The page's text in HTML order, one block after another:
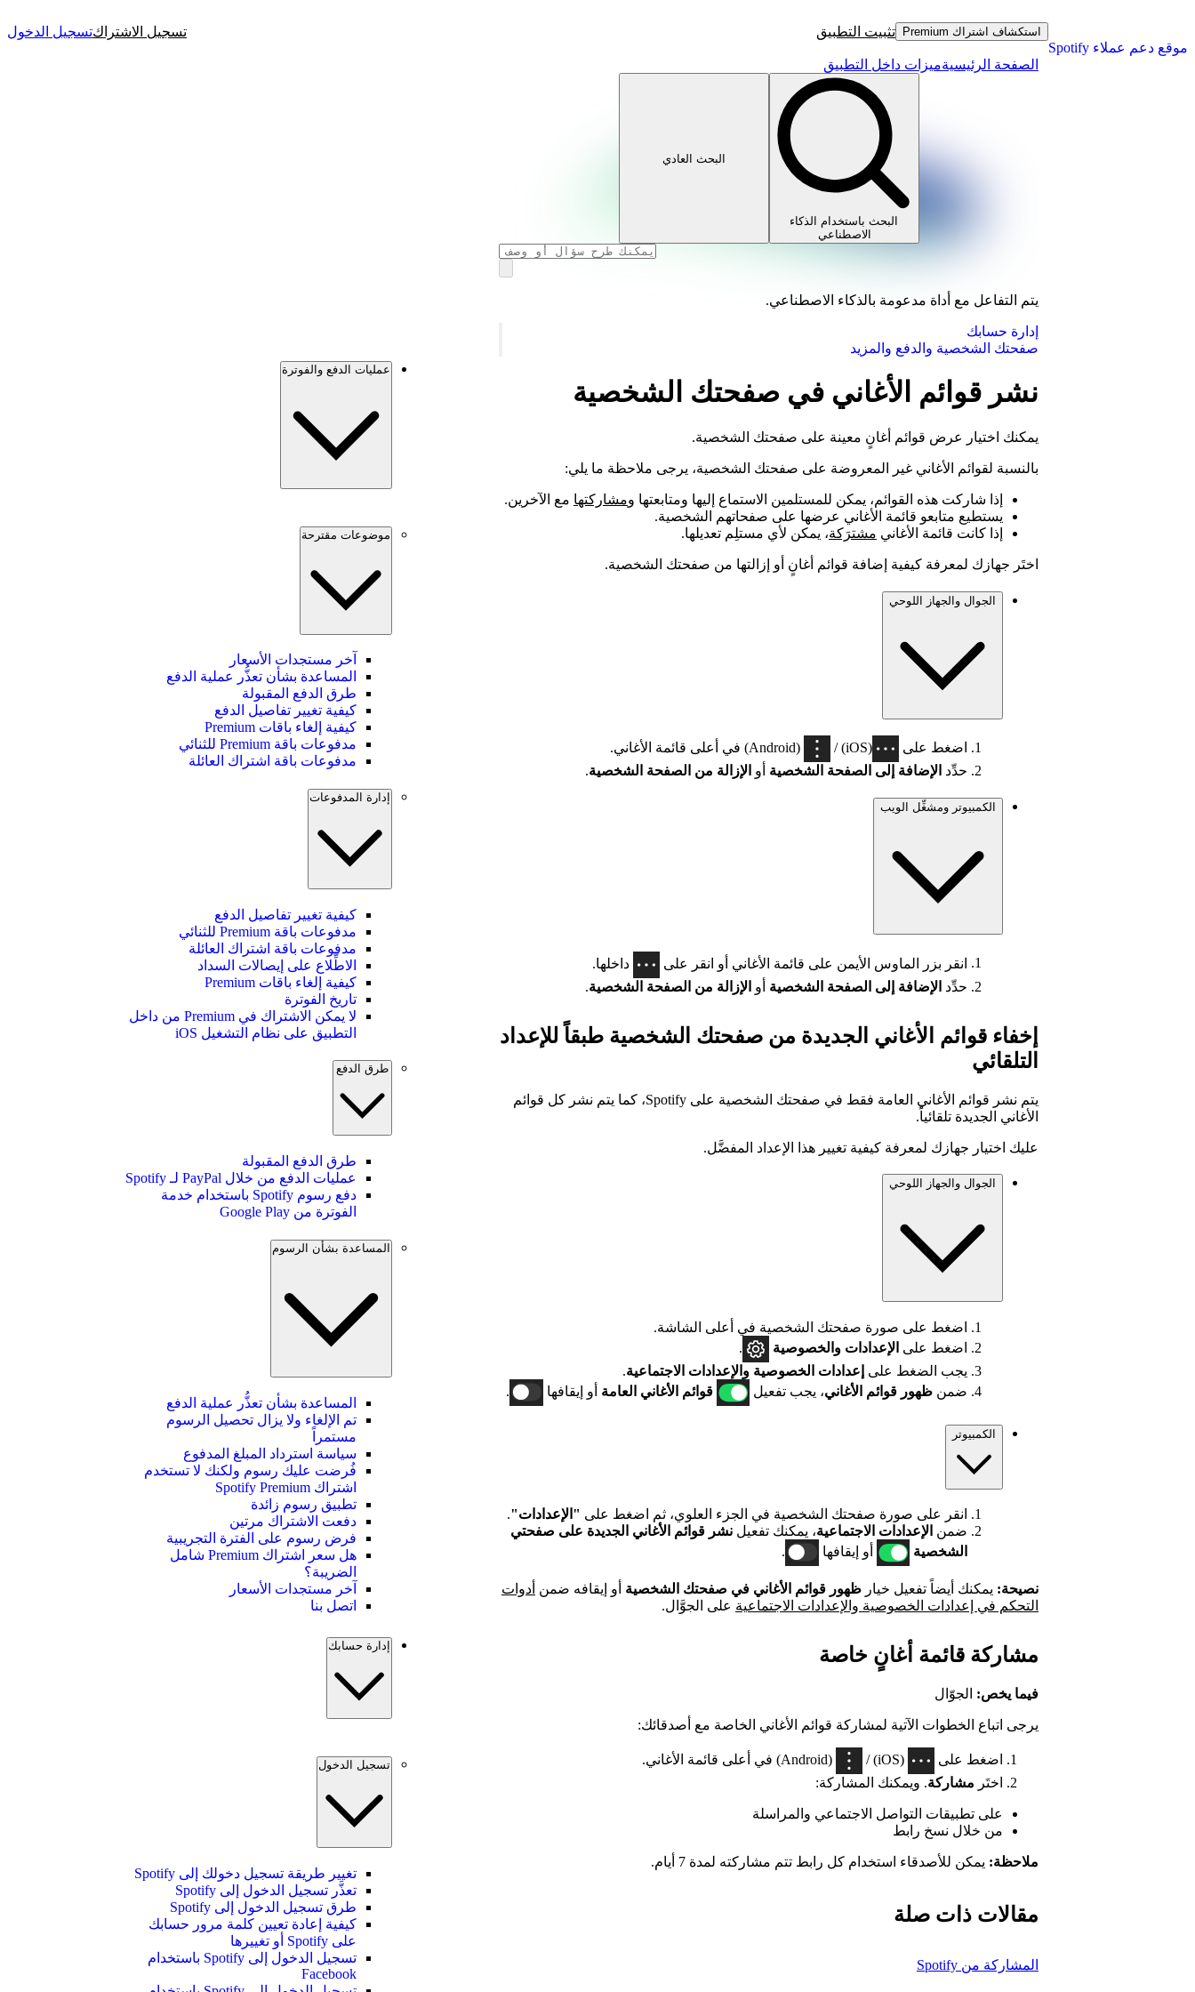
موقع دعم عملاء Spotify
استكشاف اشتراك Premium تثبيت التطبيق تسجيل الاشتراكتسجيل الدخول
الصفحة الرئيسيةميزات داخل التطبيق
البحث باستخدام الذكاء
الاصطناعي
البحث العادي
يتم التفاعل مع أداة مدعومة بالذكاء الاصطناعي.
إدارة حسابك
صفحتك الشخصية والدفع والمزيد
نشر قوائم الأغاني في صفحتك الشخصية
يمكنك اختيار عرض قوائم أغانٍ معينة على صفحتك الشخصية.
بالنسبة لقوائم الأغاني غير المعروضة على صفحتك الشخصية، يرجى ملاحظة ما يلي:
إذا شاركت هذه القوائم، يمكن للمستلمين الاستماع إليها ومتابعتها ومشاركتها مع الآخرين.
يستطيع متابعو قائمة الأغاني عرضها على صفحاتهم الشخصية.
إذا كانت قائمة الأغاني مشترَكة، يمكن لأي مستلِم تعديلها.
اختَر جهازك لمعرفة كيفية إضافة قوائم أغانٍ أو إزالتها من صفحتك الشخصية.
الجوال والجهاز اللوحي
اضغط على (iOS) /
(Android) في أعلى قائمة الأغاني.
حدِّد الإضافة إلى الصفحة الشخصية أو الإزالة من الصفحة الشخصية.
الكمبيوتر ومشغِّل الويب
انقر بزر الماوس الأيمن على قائمة الأغاني أو انقر على
داخلها.
حدِّد الإضافة إلى الصفحة الشخصية أو الإزالة من الصفحة الشخصية.
إخفاء قوائم الأغاني الجديدة من صفحتك الشخصية طبقاً للإعداد
التلقائي
يتم نشر قوائم الأغاني العامة فقط في صفحتك الشخصية على Spotify، كما يتم نشر كل قوائم
الأغاني الجديدة تلقائياً.
عليك اختيار جهازك لمعرفة كيفية تغيير هذا الإعداد المفضَّل.
الجوال والجهاز اللوحي
اضغط على صورة صفحتك الشخصية في أعلى الشاشة.
اضغط على الإعدادات والخصوصية
.
يجب الضغط على إعدادات الخصوصية والإعدادات الاجتماعية.
ضمن ظهور قوائم الأغاني، يجب تفعيل قوائم الأغاني العامة أو إيقافها .
الكمبيوتر
انقر على صورة صفحتك الشخصية في الجزء العلوي، ثم اضغط على "الإعدادات".
ضمن الإعدادات الاجتماعية، يمكنك تفعيل نشر قوائم الأغاني الجديدة على صفحتي
الشخصية
أو إيقافها .
نصيحة: يمكنك أيضاً تفعيل خيار ظهور قوائم الأغاني في صفحتك الشخصية أو إيقافه ضمن أدوات
التحكم في إعدادات الخصوصية والإعدادات الاجتماعية على الجوَّال.
مشاركة قائمة أغانٍ خاصة
فيما يخص: الجوّال
يرجى اتباع الخطوات الآتية لمشاركة قوائم الأغاني الخاصة مع أصدقائك:
اضغط على (iOS) /
(Android) في أعلى قائمة الأغاني.
اختَر مشاركة. ويمكنك المشاركة:
على تطبيقات التواصل الاجتماعي والمراسلة
من خلال نسخ رابط
ملاحظة: يمكن للأصدقاء استخدام كل رابط تتم مشاركته لمدة 7 أيام.
مقالات ذات صلة
المشاركة من Spotify
عمليات الدفع والفوترة
موضوعات مقترحة
آخر مستجدات الأسعار
المساعدة بشأن تعذُّر عملية الدفع
طرق الدفع المقبولة
كيفية تغيير تفاصيل الدفع
كيفية إلغاء باقات Premium
مدفوعات باقة Premium للثنائي
مدفوعات باقة اشتراك العائلة
إدارة المدفوعات
كيفية تغيير تفاصيل الدفع
مدفوعات باقة Premium للثنائي
مدفوعات باقة اشتراك العائلة
الاطِّلاع على إيصالات السداد
كيفية إلغاء باقات Premium
تاريخ الفوترة
لا يمكن الاشتراك في Premium من داخل
التطبيق على نظام التشغيل iOS
طرق الدفع
طرق الدفع المقبولة
عمليات الدفع من خلال PayPal لـ Spotify
دفع رسوم Spotify باستخدام خدمة
الفوترة من Google Play
المساعدة بشأن الرسوم
المساعدة بشأن تعذُّر عملية الدفع
تم الإلغاء ولا يزال تحصيل الرسوم
مستمراً
سياسة استرداد المبلغ المدفوع
فُرضت عليك رسوم ولكنك لا تستخدم
اشتراك Spotify Premium
تطبيق رسوم زائدة
دفعت الاشتراك مرتين
فرض رسوم على الفترة التجريبية
هل سعر اشتراك Premium شامل
الضريبة؟
آخر مستجدات الأسعار
اتصل بنا
إدارة حسابك
تسجيل الدخول
تغيير طريقة تسجيل دخولك إلى Spotify
تعذَّر تسجيل الدخول إلى Spotify
طرق تسجيل الدخول إلى Spotify
كيفية إعادة تعيين كلمة مرور حسابك
على Spotify أو تغييرها
تسجيل الدخول إلى Spotify باستخدام
Facebook